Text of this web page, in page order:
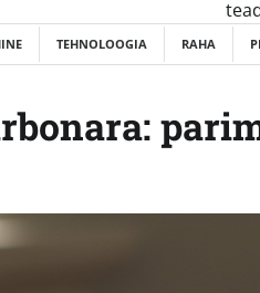
TEHNOLOOGIA RAHA